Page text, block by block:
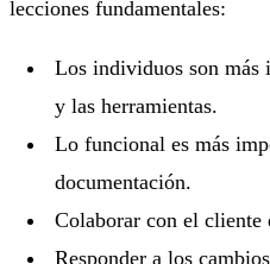
lecciones fundamentales:
Los individuos son más
y las herramientas.
Lo funcional es más
documentación.
Colaborar con el cliente
Responder a los